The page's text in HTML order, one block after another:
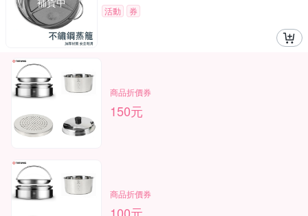
活動 券
商品折價券
150元
商品折價券